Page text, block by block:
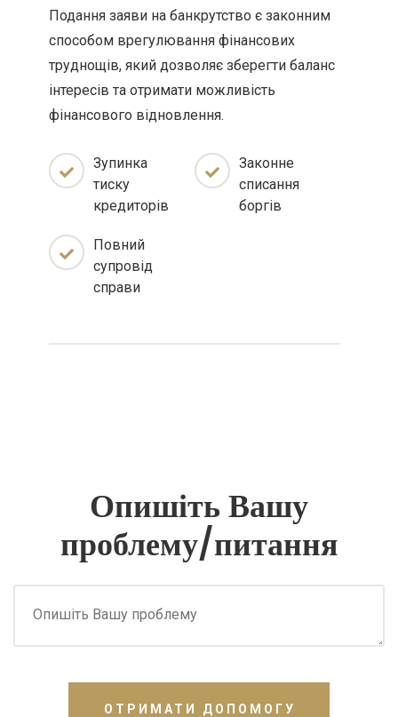
Подання заяви на банкрутство є законним
способом врегулювання фінансових
труднощів, який дозволяє зберегти баланс
інтересів та отримати можливість
фінансового відновлення.
Зупинка
тиску
кредиторів
Законне
списання
боргів
Повний
супровід
справи
Опишіть Вашу
проблему/питання
ОТРИМАТИ ДОПОМОГУ